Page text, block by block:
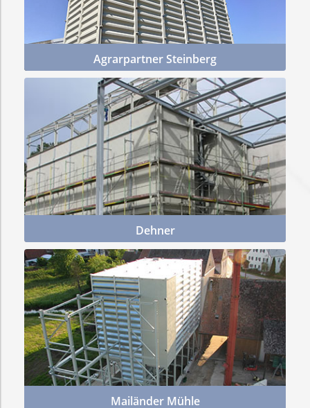
Schüttwände /
Trennwände
Lagerhallen für Schüttgüter
Flachbodensilo
rechteckig
ERGÄNZENDE KOMPONENTEN
Annahme- und Verladegebäude
Gebäudehüllen
Annahmegossen
Agrarpartner Steinberg
Mehr Infos
Dehner
Mehr Infos
Mailänder Mühle